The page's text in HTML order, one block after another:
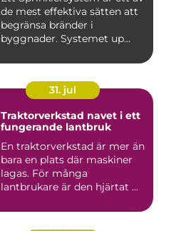
de mest effektiva sätten att
begränsa bränder i
byggnader. Systemet up...
31. jul
Traktorverkstad navet i ett
fungerande lantbruk
En traktorverkstad är mer än
bara en plats där maskiner
lagas. För många
lantbrukare är den hjärtat ...